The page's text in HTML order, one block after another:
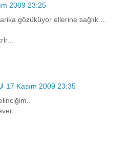
2009 23:25
gözüküyor ellerine sağlık....
17 Kasım 2009 23:35